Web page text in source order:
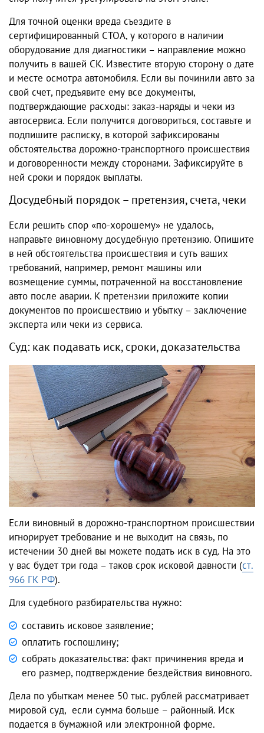
Для точной оценки вреда съездите в
сертифицированный СТОА, у которого в наличии
оборудование для диагностики – направление можно
получить в вашей СК. Известите вторую сторону о дате
и месте осмотра автомобиля. Если вы починили авто за
свой счет, предъявите ему все документы,
подтверждающие расходы: заказ-наряды и чеки из
автосервиса. Если получится договориться, составьте и
подпишите расписку, в которой зафиксированы
обстоятельства дорожно-транспортного происшествия
и договоренности между сторонами. Зафиксируйте в
ней сроки и порядок выплаты.
Досудебный порядок – претензия, счета, чеки
Если решить спор «по-хорошему» не удалось,
направьте виновному досудебную претензию. Опишите
в ней обстоятельства происшествия и суть ваших
требований, например, ремонт машины или
возмещение суммы, потраченной на восстановление
авто после аварии. К претензии приложите копии
документов по происшествию и убытку – заключение
эксперта или чеки из сервиса.
Суд: как подавать иск, сроки, доказательства
Если виновный в дорожно-транспортном происшествии
игнорирует требование и не выходит на связь, по
истечении 30 дней вы можете подать иск в суд. На это
у вас будет три года – таков срок исковой давности (ст.
966 ГК РФ).
Для судебного разбирательства нужно:
составить исковое заявление;
оплатить госпошлину;
собрать доказательства: факт причинения вреда и
его размер, подтверждение бездействия виновного.
Дела по убыткам менее 50 тыс. рублей рассматривает
мировой суд, если сумма больше – районный. Иск
подается в бумажной или электронной форме.